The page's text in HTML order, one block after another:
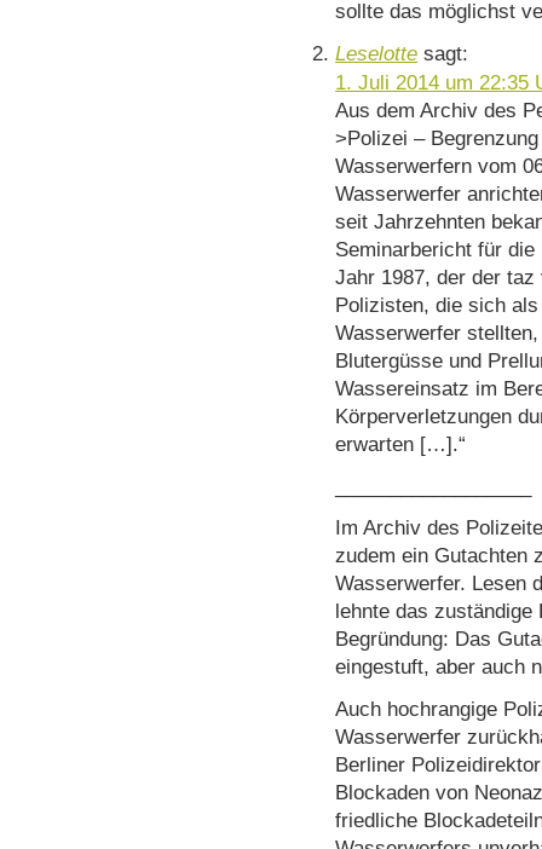
sollte das möglichst
Leselotte sagt:
1. Juli 2014 um 22:35
Aus dem Archiv des
>Polizei –
Wasserwerfern vom
Wasserwerfer
seit Jahrzehnten
Seminarbericht für
Jahr 1987, der der
Polizisten, die sich
Wasserwerfer
Blutergüsse und
Wassereinsatz im
Körperverletzungen
erwarten […].“
Im Archiv des
zudem ein Gutachten
Wasserwerfer. Lesen
lehnte das
Begründung: Das
eingestuft, aber auch
Auch hochrangige
Wasserwerfer
Berliner
Blockaden von
friedliche